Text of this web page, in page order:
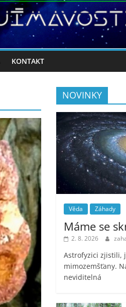
KONTAKT
NOVINKY
Věda Záhady
Máme se
2. 8. 2026
Astrofyzici zjistili,
mimozemšťany.
neviditelná